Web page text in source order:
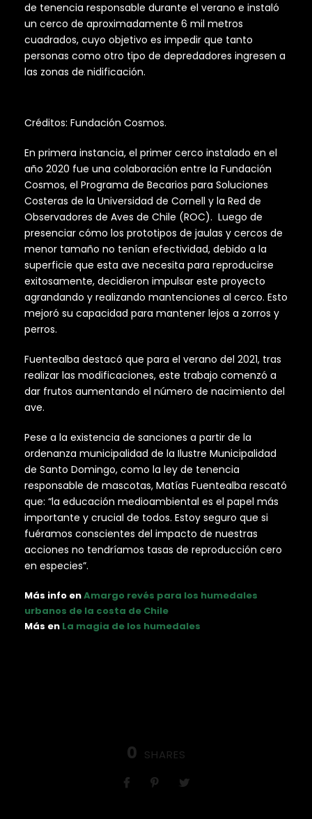
de tenencia responsable durante el verano e instaló
un cerco de aproximadamente 6 mil metros
cuadrados, cuyo objetivo es impedir que tanto
personas como otro tipo de depredadores ingresen a
las zonas de nidificación.
Créditos: Fundación Cosmos.
En primera instancia, el primer cerco instalado en el
año 2020 fue una colaboración entre la Fundación
Cosmos, el Programa de Becarios para Soluciones
Costeras de la Universidad de Cornell y la Red de
Observadores de Aves de Chile (ROC). Luego de
presenciar cómo los prototipos de jaulas y cercos de
menor tamaño no tenían efectividad, debido a la
superficie que esta ave necesita para reproducirse
exitosamente, decidieron impulsar este proyecto
agrandando y realizando mantenciones al cerco. Esto
mejoró su capacidad para mantener lejos a zorros y
perros.
Fuentealba destacó que para el verano del 2021, tras
realizar las modificaciones, este trabajo comenzó a
dar frutos aumentando el número de nacimiento del
ave.
Pese a la existencia de sanciones a partir de la
ordenanza municipalidad de la Ilustre Municipalidad
de Santo Domingo, como la ley de tenencia
responsable de mascotas, Matías Fuentealba rescató
que: “la educación medioambiental es el papel más
importante y crucial de todos. Estoy seguro que si
fuéramos conscientes del impacto de nuestras
acciones no tendríamos tasas de reproducción cero
en especies”.
Más info enAmargo revés para los humedales
urbanos de la costa de Chile
Más en La magia de los humedales
0 SHARES